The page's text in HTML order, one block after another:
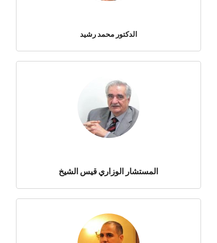
الدكتور محمد رشيد
المستشار الوزاري قيس الشيخ